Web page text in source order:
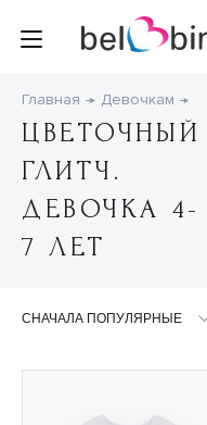
Главная Девочкам
ЦВЕТОЧНЫЙ
ГЛИТЧ.
ДЕВОЧКА 4-
7 ЛЕТ